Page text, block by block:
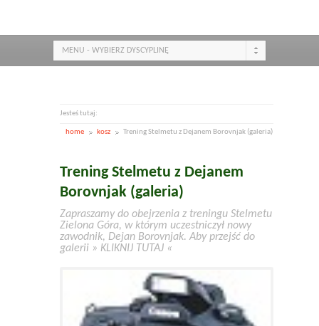
MENU - WYBIERZ DYSCYPLINĘ
Jesteś tutaj:
home kosz Trening Stelmetu z Dejanem Borovnjak (galeria)
Trening Stelmetu z Dejanem
Borovnjak (galeria)
Zapraszamy do obejrzenia z treningu Stelmetu
Zielona Góra, w którym uczestniczył nowy
zawodnik, Dejan Borovnjak. Aby przejść do
galerii » KLIKNIJ TUTAJ «